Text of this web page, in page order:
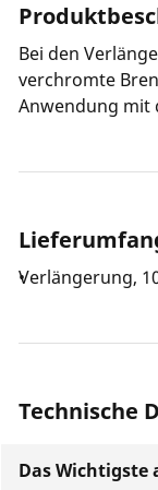
Bei den
verchromte
Anwendung mit
Verlängerung,
Technische
Das Wichtigste